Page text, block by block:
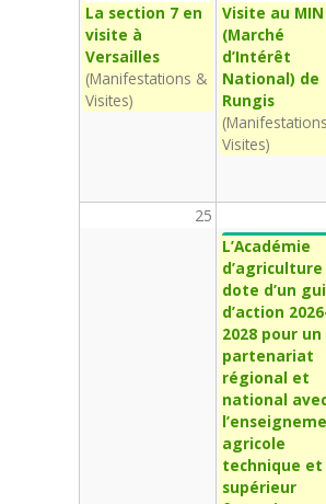
La section 7 en
visite à
Versailles
(Manifestations &
Visites)
Visite au MIN
(Marché
d’Intérêt
National) de
Rungis
Visites)
25
L’Académie
d’agriculture
dote d’un
d’action
2028 pour un
partenariat
régional et
national
agricole
technique et
supérieur